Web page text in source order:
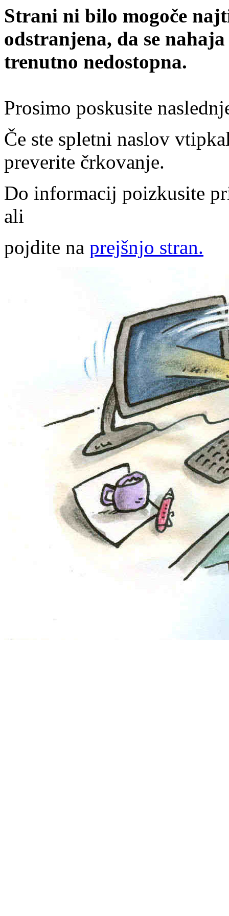
Strani ni bilo mogoče
odstranjena, da se
trenutno nedostopna.
Prosimo poskusite
Če ste spletni naslov
preverite črkovanje.
Do informacij poizkusite
ali
pojdite na prejšnjo stran.